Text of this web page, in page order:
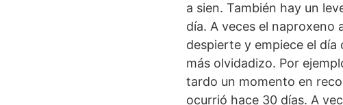
a sien. También hay un
día. A veces el naproxeno
despierte y empiece el
más olvidadizo. Por
tardo un momento en
ocurrió hace 30 días. A